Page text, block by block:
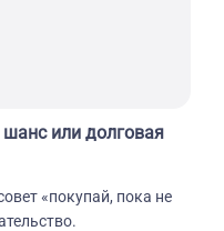
шанс или долговая
«покупай, пока не